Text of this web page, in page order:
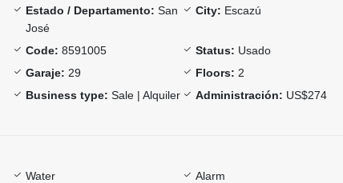
Estado / Departamento: San
José
City: Escazú
Code: 8591005 Status: Usado
Garaje: 29 Floors: 2
Business type: Sale | Alquiler Administración: US$274
Water Alarm